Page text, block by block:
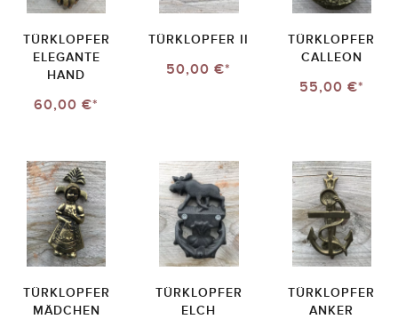
TÜRKLOPFER
ELEGANTE
HAND
60,00 €*
TÜRKLOPFER II
50,00 €*
TÜRKLOPFER
CALLEON
55,00 €*
TÜRKLOPFER
MÄDCHEN
TÜRKLOPFER
ELCH
TÜRKLOPFER
ANKER